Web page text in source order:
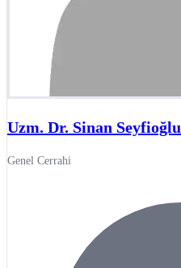
Uzm. Dr. Sinan Seyfioğlu
Genel Cerrahi